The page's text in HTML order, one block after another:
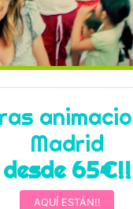
Madrid
desde 65€!!
AQUÍ ESTÁN!!